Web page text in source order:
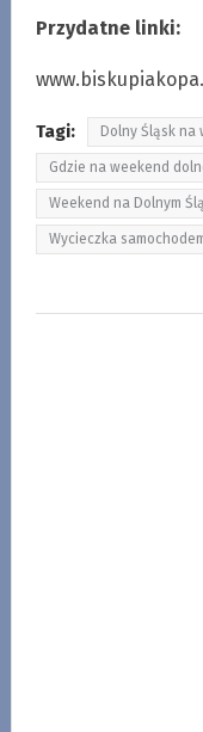
Przydatne linki:
Tagi: Dolny Śląsk na
Gdzie na weekend
Weekend na Dolnym
Wycieczka